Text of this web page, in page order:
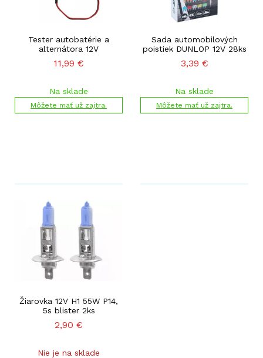
Tester autobatérie a
alternátora 12V
11,99 €
Na sklade
Môžete mať už zajtra.
Sada automobilových
poistiek DUNLOP 12V 28ks
3,39 €
Na sklade
Môžete mať už zajtra.
Žiarovka 12V H1 55W P14,
5s blister 2ks
2,90 €
Nie je na sklade